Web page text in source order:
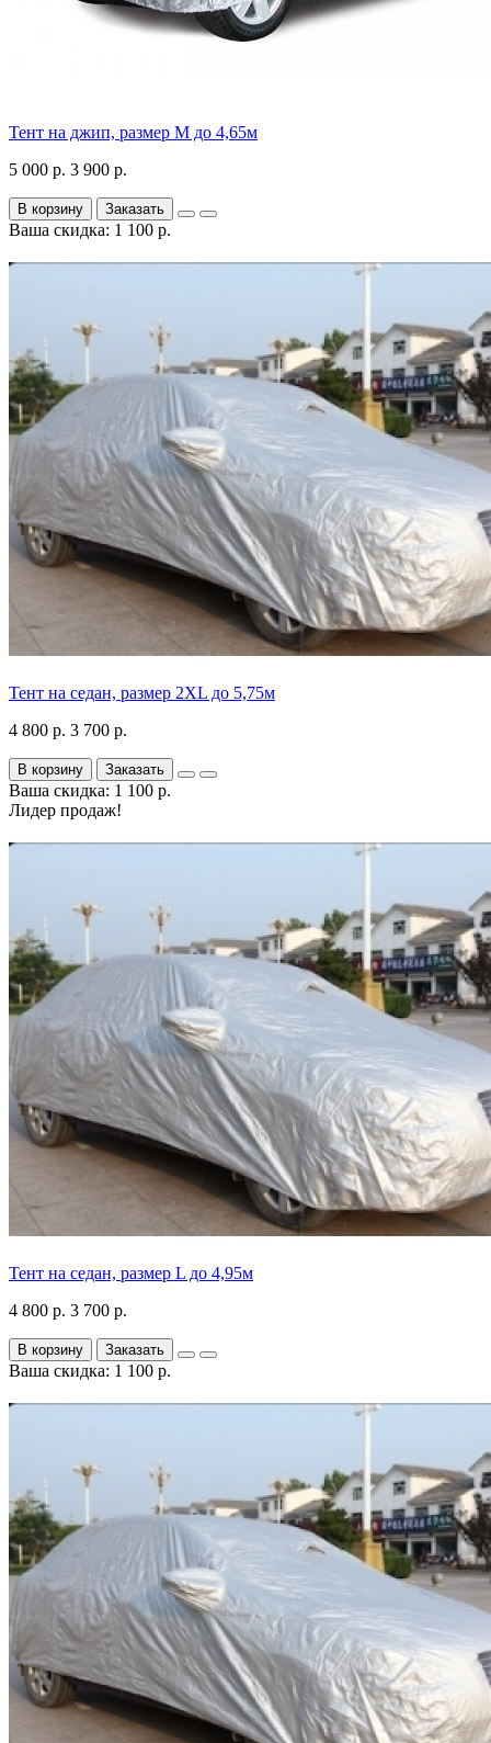
Тент на джип, размер М до 4,65м
5 000 р. 3 900 р.
В корзину Заказать
Ваша скидка: 1 100 р.
Тент на седан, размер 2XL до 5,75м
4 800 р. 3 700 р.
В корзину Заказать
Ваша скидка: 1 100 р.
Лидер продаж!
Тент на седан, размер L до 4,95м
4 800 р. 3 700 р.
В корзину Заказать
Ваша скидка: 1 100 р.